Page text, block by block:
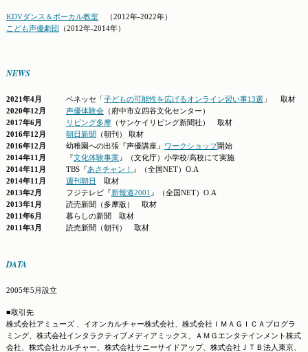
KDVダンス＆ボーカル教室（2012年-2022年）
こども声優劇団 （2012年-2014年）
NEWS
2021年4月 ベネッセ「子どもの可能性を広げるオンライン習い事13選 」 取材
2020年12月
声優体験会（府中市立四谷文化センター）
2017年6月
リビング多摩（サンケイリビング新聞社） 取材
2016年12月
朝日新聞 （朝刊） 取材
2016年12月
幼稚園への出張『声優講座』 ワークショップ開始
2014年11月
『文化体験事業』（文化庁）小学校/高校にて実施
2014年11月
TBS『あさチャン！
』（全国NET）O.A
2014年11月
週刊朝日
取材
2013年2月
フジテレビ『新報道2001 』（全国NET）O.A
2013年1月
読売新聞（多摩版） 取材
2011年6月
暮らしの新聞 取材
2011年3月
読売新聞（朝刊） 取材
DATA
2005年5月設立
■取引先
株式会社アミューズ 、イオンカルチャー株式会社、株式会社ＩＭＡＧＩＣＡプログラ
ミング、株式会社インタラクティブメディアミックス、ＡＭＧエンタテインメント株式
会社、株式会社カルチャー、株式会社サニーサイドアップ、株式会社ＪＴＢ法人東京、